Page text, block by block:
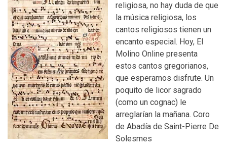
religiosa, no hay duda de que
la música religiosa, los
cantos religiosos tienen un
encanto especial. Hoy, El
Molino Online presenta
estos cantos gregorianos,
que esperamos disfrute. Un
poquito de licor sagrado
(como un cognac) le
arreglarían la mañana. Coro
de Abadía de Saint-Pierre De
Solesmes